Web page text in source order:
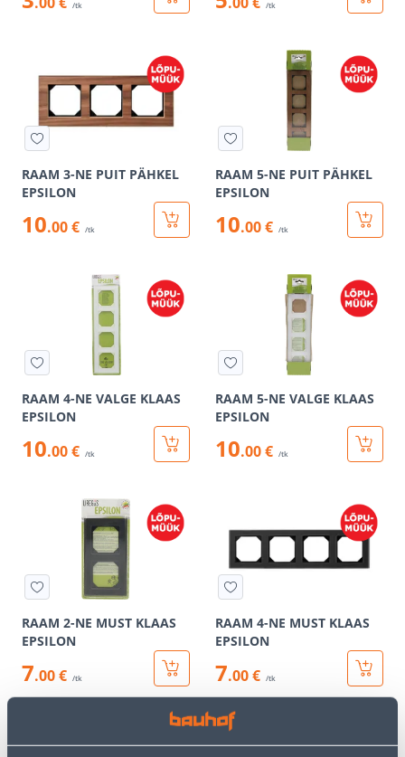
/tk /tk
RAAM 3-NE PUIT PÄHKEL
EPSILON
10.00 € /tk
RAAM 5-NE PUIT PÄHKEL
EPSILON
10.00 € /tk
RAAM 4-NE VALGE KLAAS
EPSILON
10.00 € /tk
RAAM 5-NE VALGE KLAAS
EPSILON
10.00 € /tk
RAAM 2-NE MUST KLAAS
EPSILON
7.00 € /tk
RAAM 4-NE MUST KLAAS
EPSILON
7.00 € /tk